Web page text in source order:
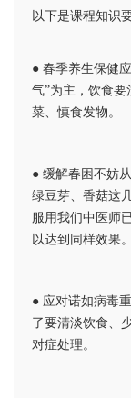
以下是课程知识
● 春季养生保健
气”为主，饮食
菜、慎食发物。
● 缓解春困不妨
绿豆芽、香菇这
服用我们中医师
以达到同样效果。
● 应对诺如病毒
了要清淡饮食、
对症处理。